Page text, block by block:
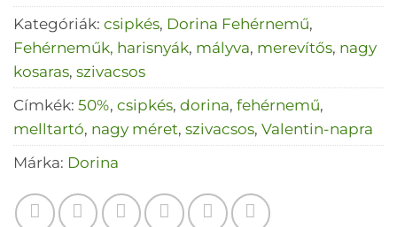
Kategóriák: csipkés, Dorina Fehérnemű,
Fehérneműk, harisnyák, mályva, merevítős, nagy
kosaras, szivacsos
Címkék: 50%, csipkés, dorina, fehérnemű,
melltartó, nagy méret, szivacsos, Valentin-napra
Márka: Dorina